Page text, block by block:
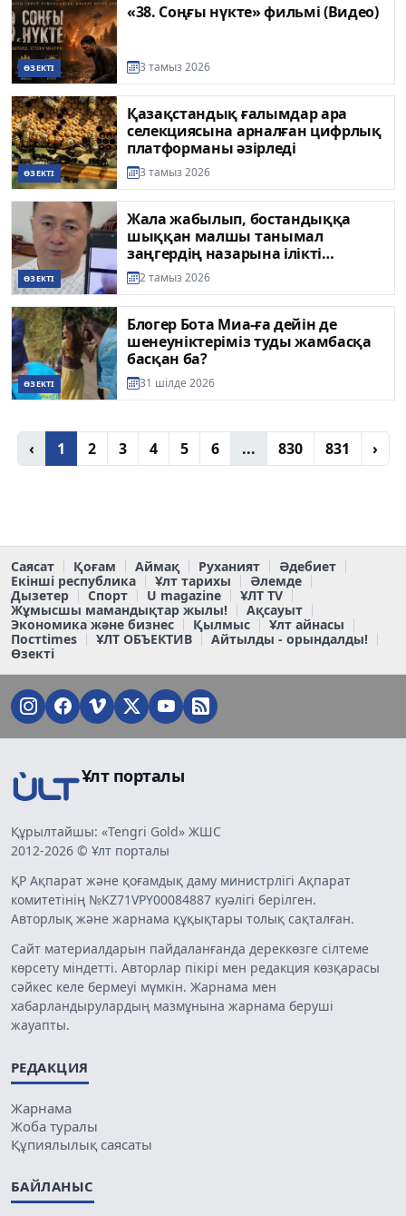
ӨЗЕКТІ
«38. Соңғы нүкте» фильмі (Видео)
3 тамыз 2026
ӨЗЕКТІ
Қазақстандық ғалымдар ара
селекциясына арналған цифрлық
платформаны әзірледі
3 тамыз 2026
ӨЗЕКТІ
Жала жабылып, бостандыққа
шыққан малшы танымал
заңгердің назарына ілікті
(ВИДЕО)
2 тамыз 2026
ӨЗЕКТІ
Блогер Бота Миа-ға дейін де
шенеуніктеріміз туды жамбасқа
басқан ба?
31 шілде 2026
‹ 1 2 3 4 5 6 ... 830 831 ›
Саясат Қоғам Аймақ Руханият
Әдебиет
Екінші республика
Ұлт тарихы
Әлемде
Дызетер
Спорт U magazine
ҰЛТ TV
Жұмысшы мамандықтар жылы!
Ақсауыт
Экономика және бизнес
Қылмыс
Ұлт айнасы
Постtimes
ҰЛТ ОБЪЕКТИВ
Айтылды - орындалды!
Өзекті
Ұлт порталы
Құрылтайшы: «Tengri Gold» ЖШС
2012-2026 © Ұлт порталы
ҚР Ақпарат және қоғамдық даму министрлігі Ақпарат
комитетінің №KZ71VPY00084887 куәлігі берілген.
Авторлық және жарнама құқықтары толық сақталған.
Сайт материалдарын пайдаланғанда дереккөзге сілтеме
көрсету міндетті. Авторлар пікірі мен редакция көзқарасы
сәйкес келе бермеуі мүмкін. Жарнама мен
хабарландырулардың мазмұнына жарнама беруші
жауапты.
РЕДАКЦИЯ
Жарнама
Жоба туралы
Құпиялылық саясаты
БАЙЛАНЫС